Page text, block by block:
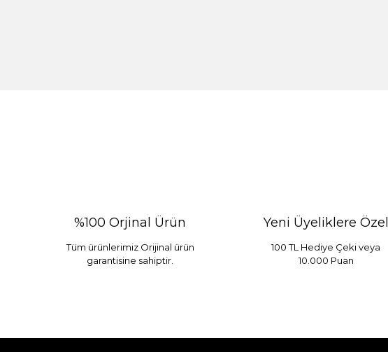
1.680,00 TL
%100 Orjinal Ürün
Tüm ürünlerimiz Orijinal ürün
garantisine sahiptir.
Yeni Üyeliklere Özel
100 TL Hediye Çeki veya
10.000 Puan